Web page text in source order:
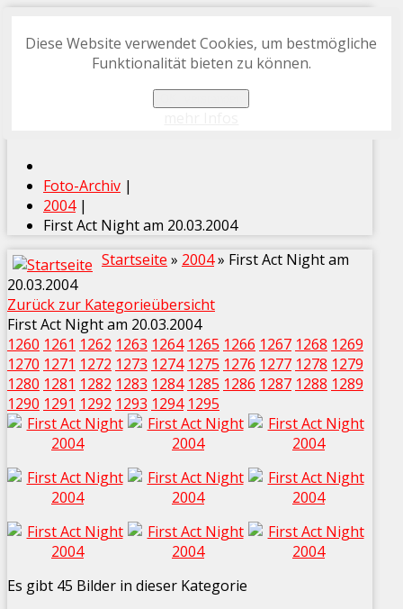
Diese Website verwendet Cookies, um bestmögliche
Funktionalität bieten zu können.
START
Foto-Archiv |
2004 |
First Act Night am 20.03.2004
Startseite » 2004» First Act Night am
20.03.2004
Zurück zur Kategorieübersicht
First Act Night am 20.03.2004
1260 1261 1262 1263 1264 1265 1266 1267 1268 1269
1270 1271 1272 1273 1274 1275 1276 1277 1278 1279
1280 1281 1282 1283 1284 1285 1286 1287 1288 1289
1290 1291 1292 1293 1294 1295
Es gibt 45 Bilder in dieser Kategorie